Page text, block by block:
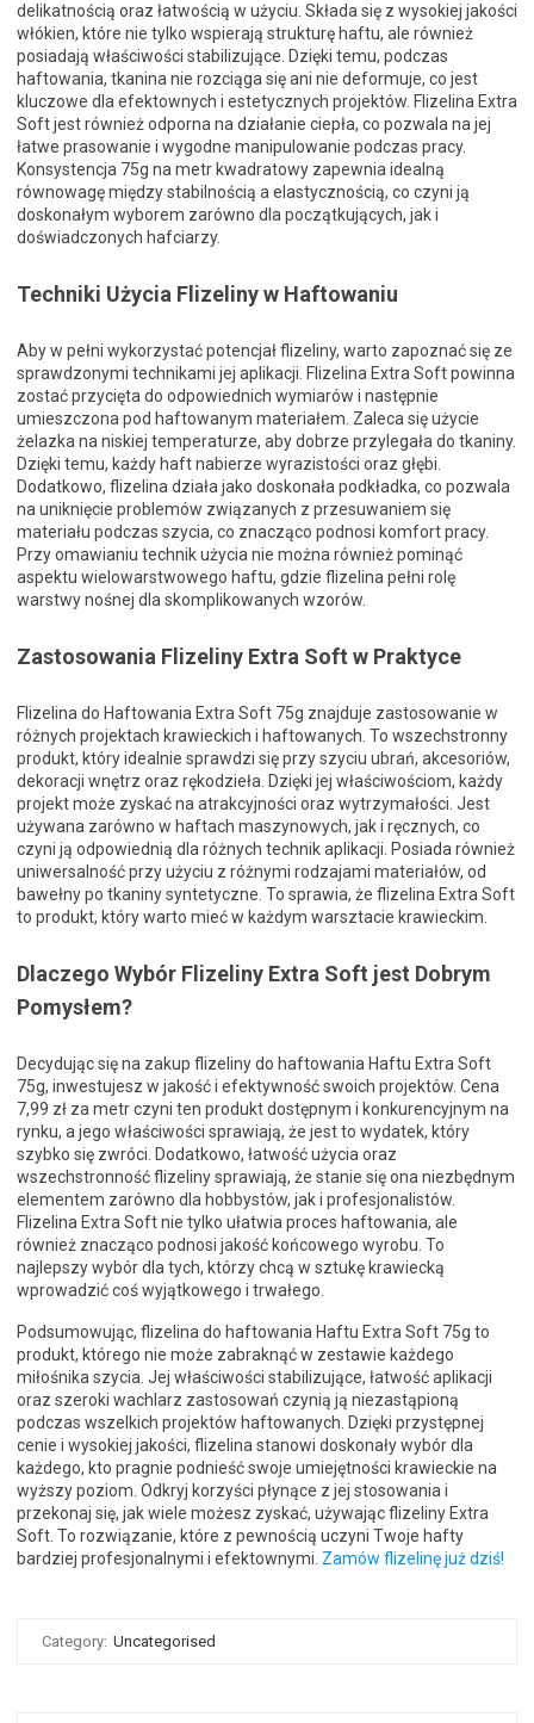
delikatnością oraz łatwością w użyciu. Składa się z wysokiej jakości
włókien, które nie tylko wspierają strukturę haftu, ale również
posiadają właściwości stabilizujące. Dzięki temu, podczas
haftowania, tkanina nie rozciąga się ani nie deformuje, co jest
kluczowe dla efektownych i estetycznych projektów. Flizelina Extra
Soft jest również odporna na działanie ciepła, co pozwala na jej
łatwe prasowanie i wygodne manipulowanie podczas pracy.
Konsystencja 75g na metr kwadratowy zapewnia idealną
równowagę między stabilnością a elastycznością, co czyni ją
doskonałym wyborem zarówno dla początkujących, jak i
doświadczonych hafciarzy.
Techniki Użycia Flizeliny w Haftowaniu
Aby w pełni wykorzystać potencjał flizeliny, warto zapoznać się ze
sprawdzonymi technikami jej aplikacji. Flizelina Extra Soft powinna
zostać przycięta do odpowiednich wymiarów i następnie
umieszczona pod haftowanym materiałem. Zaleca się użycie
żelazka na niskiej temperaturze, aby dobrze przylegała do tkaniny.
Dzięki temu, każdy haft nabierze wyrazistości oraz głębi.
Dodatkowo, flizelina działa jako doskonała podkładka, co pozwala
na uniknięcie problemów związanych z przesuwaniem się
materiału podczas szycia, co znacząco podnosi komfort pracy.
Przy omawianiu technik użycia nie można również pominąć
aspektu wielowarstwowego haftu, gdzie flizelina pełni rolę
warstwy nośnej dla skomplikowanych wzorów.
Zastosowania Flizeliny Extra Soft w Praktyce
Flizelina do Haftowania Extra Soft 75g znajduje zastosowanie w
różnych projektach krawieckich i haftowanych. To wszechstronny
produkt, który idealnie sprawdzi się przy szyciu ubrań, akcesoriów,
dekoracji wnętrz oraz rękodzieła. Dzięki jej właściwościom, każdy
projekt może zyskać na atrakcyjności oraz wytrzymałości. Jest
używana zarówno w haftach maszynowych, jak i ręcznych, co
czyni ją odpowiednią dla różnych technik aplikacji. Posiada również
uniwersalność przy użyciu z różnymi rodzajami materiałów, od
bawełny po tkaniny syntetyczne. To sprawia, że flizelina Extra Soft
to produkt, który warto mieć w każdym warsztacie krawieckim.
Dlaczego Wybór Flizeliny Extra Soft jest Dobrym
Pomysłem?
Decydując się na zakup flizeliny do haftowania Haftu Extra Soft
75g, inwestujesz w jakość i efektywność swoich projektów. Cena
7,99 zł za metr czyni ten produkt dostępnym i konkurencyjnym na
rynku, a jego właściwości sprawiają, że jest to wydatek, który
szybko się zwróci. Dodatkowo, łatwość użycia oraz
wszechstronność flizeliny sprawiają, że stanie się ona niezbędnym
elementem zarówno dla hobbystów, jak i profesjonalistów.
Flizelina Extra Soft nie tylko ułatwia proces haftowania, ale
również znacząco podnosi jakość końcowego wyrobu. To
najlepszy wybór dla tych, którzy chcą w sztukę krawiecką
wprowadzić coś wyjątkowego i trwałego.
Podsumowując, flizelina do haftowania Haftu Extra Soft 75g to
produkt, którego nie może zabraknąć w zestawie każdego
miłośnika szycia. Jej właściwości stabilizujące, łatwość aplikacji
oraz szeroki wachlarz zastosowań czynią ją niezastąpioną
podczas wszelkich projektów haftowanych. Dzięki przystępnej
cenie i wysokiej jakości, flizelina stanowi doskonały wybór dla
każdego, kto pragnie podnieść swoje umiejętności krawieckie na
wyższy poziom. Odkryj korzyści płynące z jej stosowania i
przekonaj się, jak wiele możesz zyskać, używając flizeliny Extra
Soft. To rozwiązanie, które z pewnością uczyni Twoje hafty
bardziej profesjonalnymi i efektownymi. Zamów flizelinę już dziś!
Category: Uncategorised